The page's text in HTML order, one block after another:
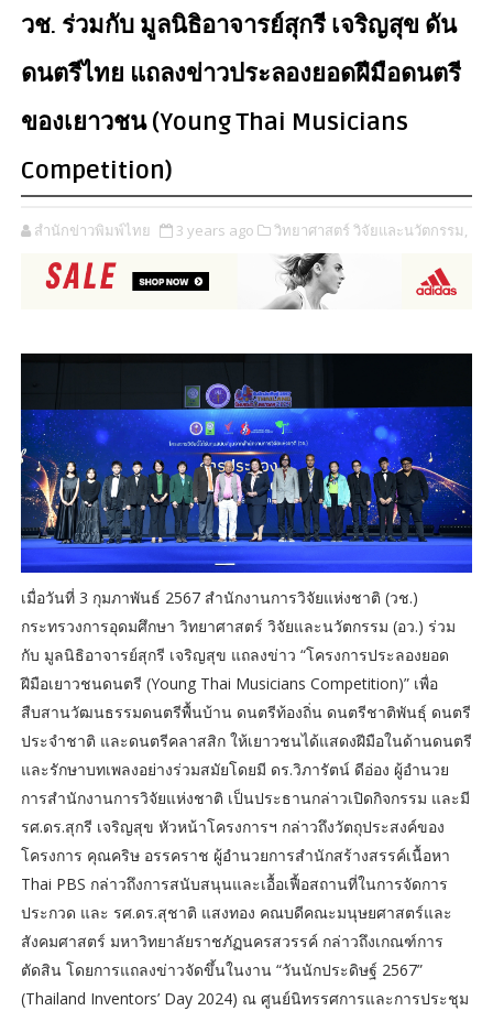
วช. ร่วมกับ มูลนิธิอาจารย์สุกรี เจริญสุข ดัน
ดนตรีไทย แถลงข่าวประลองยอดฝีมือดนตรี
ของเยาวชน (Young Thai Musicians
Competition)
สำนักข่าวพิมพ์ไทย 3 years ago วิทยาศาสตร์ วิจัยและนวัตกรรม,
เมื่อวันที่ 3 กุมภาพันธ์ 2567 สำนักงานการวิจัยแห่งชาติ (วช.)
กระทรวงการอุดมศึกษา วิทยาศาสตร์ วิจัยและนวัตกรรม (อว.) ร่วม
กับ มูลนิธิอาจารย์สุกรี เจริญสุข แถลงข่าว “โครงการประลองยอด
ฝีมือเยาวชนดนตรี (Young Thai Musicians Competition)” เพื่อ
สืบสานวัฒนธรรมดนตรีพื้นบ้าน ดนตรีท้องถิ่น ดนตรีชาติพันธุ์ ดนตรี
ประจำชาติ และดนตรีคลาสสิก ให้เยาวชนได้แสดงฝีมือในด้านดนตรี
และรักษาบทเพลงอย่างร่วมสมัยโดยมี ดร.วิภารัตน์ ดีอ่อง ผู้อำนวย
การสำนักงานการวิจัยแห่งชาติ เป็นประธานกล่าวเปิดกิจกรรม และมี
รศ.ดร.สุกรี เจริญสุข หัวหน้าโครงการฯ กล่าวถึงวัตถุประสงค์ของ
โครงการ คุณคริษ อรรคราช ผู้อำนวยการสำนักสร้างสรรค์เนื้อหา
Thai PBS กล่าวถึงการสนับสนุนและเอื้อเฟื้อสถานที่ในการจัดการ
ประกวด และ รศ.ดร.สุชาติ แสงทอง คณบดีคณะมนุษยศาสตร์และ
สังคมศาสตร์ มหาวิทยาลัยราชภัฏนครสวรรค์ กล่าวถึงเกณฑ์การ
ตัดสิน โดยการแถลงข่าวจัดขึ้นในงาน “วันนักประดิษฐ์ 2567”
(Thailand Inventors’ Day 2024) ณ ศูนย์นิทรรศการและการประชุม